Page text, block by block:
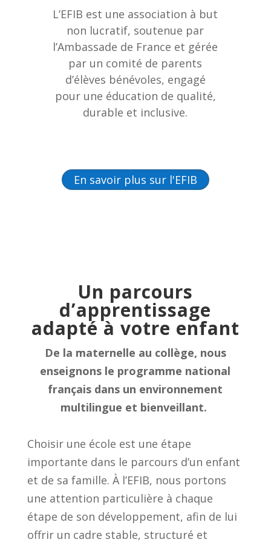
L’EFIB est une association à but
non lucratif, soutenue par
l’Ambassade de France et gérée
par un comité de parents
d’élèves bénévoles, engagé
pour une éducation de qualité,
durable et inclusive.
En savoir plus sur l'EFIB
Un parcours
d’apprentissage
adapté à votre enfant
De la maternelle au collège, nous
enseignons le programme national
français dans un environnement
multilingue et bienveillant.
Choisir une école est une étape
importante dans le parcours d’un enfant
et de sa famille. À l’EFIB, nous portons
une attention particulière à chaque
étape de son développement, afin de lui
offrir un cadre stable, structuré et